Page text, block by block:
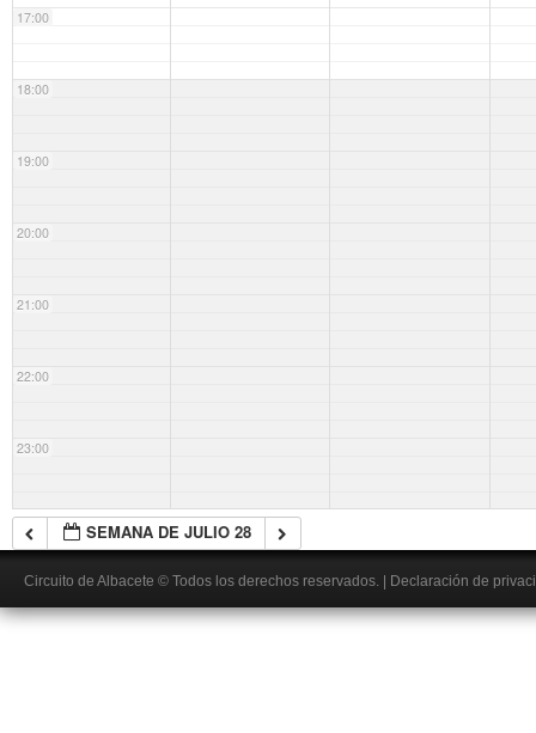
17:00
18:00
19:00
20:00
21:00
22:00
23:00
SEMANA DE JULIO 28
Circuito de Albacete © Todos los derechos reservados. Declaración de